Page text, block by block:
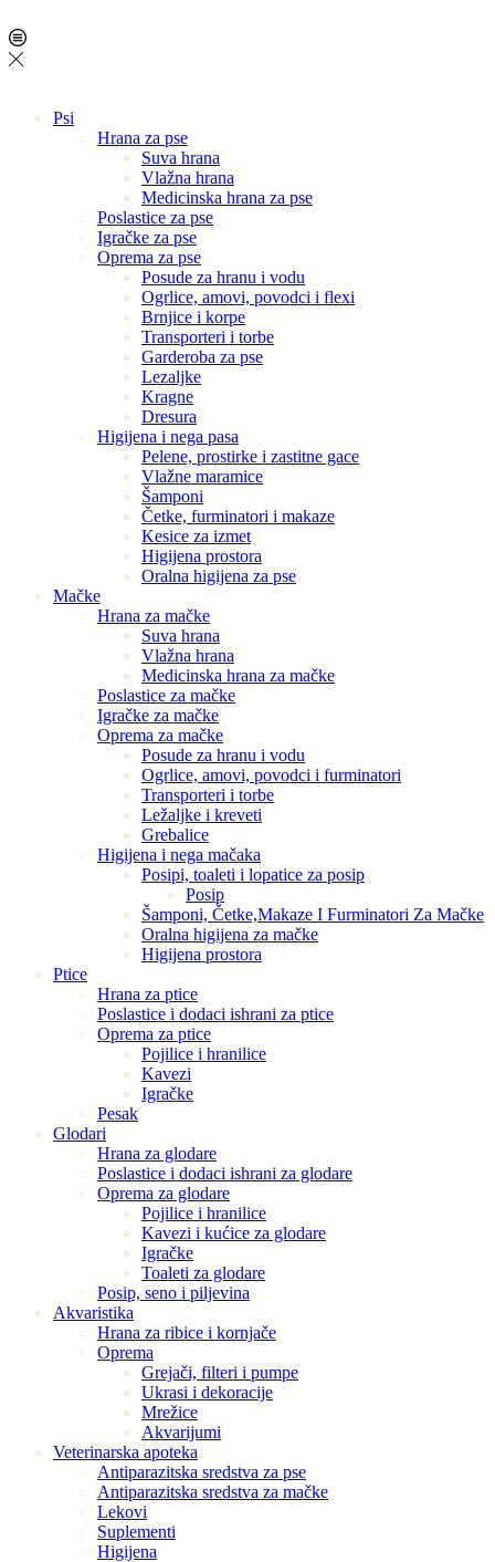
Psi
Hrana za pse
Suva hrana
Vlažna hrana
Medicinska hrana za pse
Poslastice za pse
Igračke za pse
Oprema za pse
Posude za hranu i vodu
Ogrlice, amovi, povodci i flexi
Brnjice i korpe
Transporteri i torbe
Garderoba za pse
Lezaljke
Kragne
Dresura
Higijena i nega pasa
Pelene, prostirke i zastitne gace
Vlažne maramice
Šamponi
Četke, furminatori i makaze
Kesice za izmet
Higijena prostora
Oralna higijena za pse
Mačke
Hrana za mačke
Suva hrana
Vlažna hrana
Medicinska hrana za mačke
Poslastice za mačke
Igračke za mačke
Oprema za mačke
Posude za hranu i vodu
Ogrlice, amovi, povodci i furminatori
Transporteri i torbe
Ležaljke i kreveti
Grebalice
Higijena i nega mačaka
Posipi, toaleti i lopatice za posip
Posip
Šamponi, Četke,Makaze I Furminatori Za Mačke
Oralna higijena za mačke
Higijena prostora
Ptice
Hrana za ptice
Poslastice i dodaci ishrani za ptice
Oprema za ptice
Pojilice i hranilice
Kavezi
Igračke
Pesak
Glodari
Hrana za glodare
Poslastice i dodaci ishrani za glodare
Oprema za glodare
Pojilice i hranilice
Kavezi i kućice za glodare
Igračke
Toaleti za glodare
Posip, seno i piljevina
Akvaristika
Hrana za ribice i kornjače
Oprema
Grejači, filteri i pumpe
Ukrasi i dekoracije
Mrežice
Akvarijumi
Veterinarska apoteka
Antiparazitska sredstva za pse
Antiparazitska sredstva za mačke
Lekovi
Suplementi
Higijena